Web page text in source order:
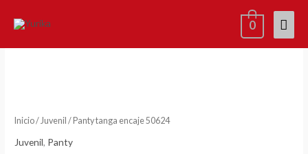
0
Inicio/Juvenil / Panty tanga encaje 50624
Juvenil, Panty
Panty
cantidad